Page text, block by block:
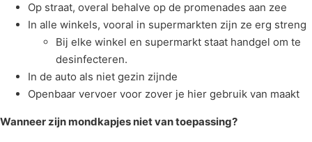
Op straat, overal behalve op de promenades aan zee
In alle winkels, vooral in supermarkten zijn ze erg streng
Bij elke winkel en supermarkt staat handgel om te
desinfecteren.
In de auto als niet gezin zijnde
Openbaar vervoer voor zover je hier gebruik van maakt
Wanneer zijn mondkapjes niet van toepassing?